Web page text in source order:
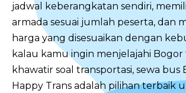
jadwal keberangkatan sendiri,
armada sesuai jumlah peserta, dan
harga yang disesuaikan dengan
kalau kamu ingin menjelajahi Bogor
khawatir soal transportasi, sewa
Happy Trans adalah pilihan terbaik